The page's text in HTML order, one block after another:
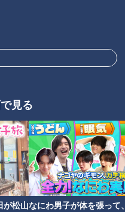
見る
が松山なにわ男子が体を張って
負弱いドラゴンズを変えてく
！根尾昂へ高まるファンの切
な願い